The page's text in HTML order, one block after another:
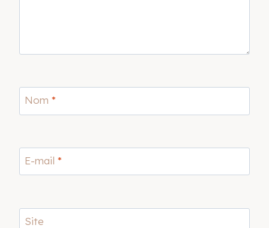
Nom *
E-mail *
Site